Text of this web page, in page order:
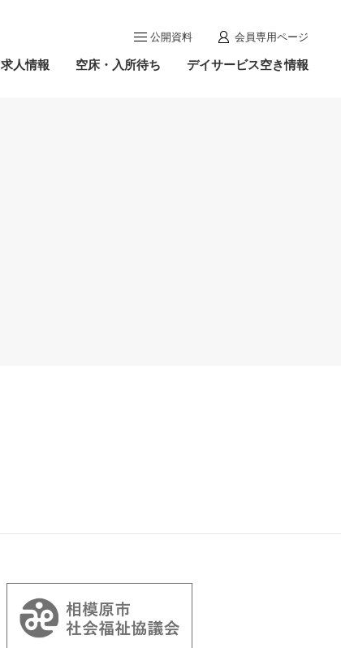
公開資料 会員専用ページ
求人情報 空床・入所待ち デイサービス空き情報